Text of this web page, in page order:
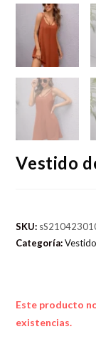
Vestido
SKU:
Categoría:
Este producto
existencias.